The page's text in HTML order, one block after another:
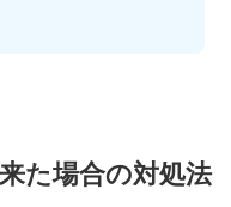
た場合の対処法